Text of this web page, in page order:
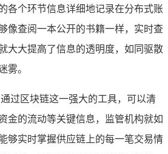
各个环节信息详细地记录在分布式账
像查阅一本公开的书籍一样，实时查
大大提高了信息的透明度，如同驱散
雾。
过区块链这一强大的工具，可以清
金的流动等关键信息，监管机构就如
够实时掌握供应链上的每一笔交易情